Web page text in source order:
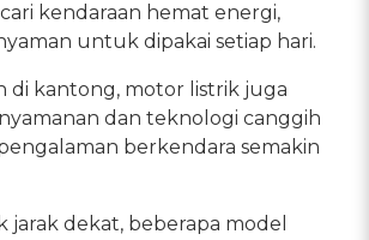
kendaraan hemat energi,
untuk dipakai setiap hari.
di kantong, motor listrik juga
dan teknologi canggih
berkendara semakin
jarak dekat, beberapa model